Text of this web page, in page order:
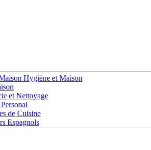
Hygiène et Maison
et Nettoyage
de Cuisine
Espagnols